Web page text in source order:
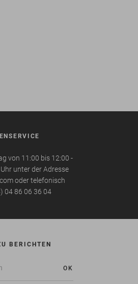
von 11:00 bis 12:00 -
unter der Adresse
oder telefonisch
04 86 06 36 04
BERICHTEN
OK